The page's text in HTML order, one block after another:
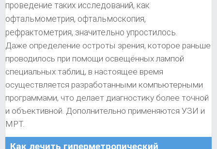
проведение таких исследований, как
офтальмометрия, офтальмоскопия,
рефрактометрия, значительно упростилось.
Даже определение остроты зрения, которое раньше
проводилось при помощи освещённых лампой
специальных таблиц, в настоящее время
осуществляется разработанными компьютерными
программами, что делает диагностику более точной
и объективной. Дополнительно применяются УЗИ и
МРТ.
Как лечить гиперметропический